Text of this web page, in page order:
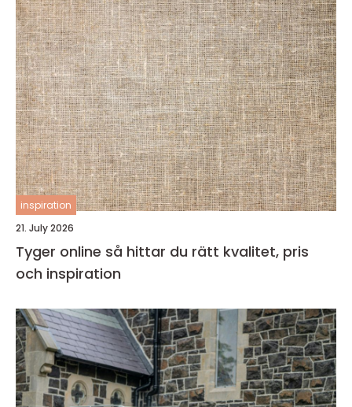
inspiration
21. July 2026
Tyger online så hittar du rätt kvalitet, pris
och inspiration